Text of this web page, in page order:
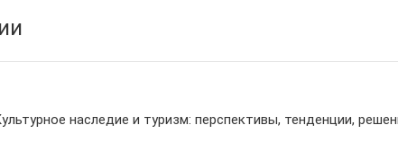
наследие и туризм: перспективы, тенденции,